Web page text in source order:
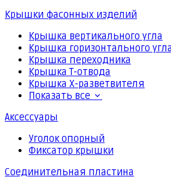
Крышки фасонных изделий
Крышка вертикального угла
Крышка горизонтального угла
Крышка переходника
Крышка Т-отвода
Крышка Х-разветвителя
Показать все
Аксессуары
Уголок опорный
Фиксатор крышки
Соединительная пластина